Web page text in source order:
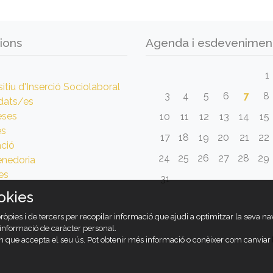
d'Inserció Sociolaboral
es
Agenda i
1
3
4 5 6 7 8
10
11 12 13 14 15
17
18 19 20 21 22
24
25 26 27 28 29
31
i de tercers per recopilar informació que ajudi a optimitzar la seva
de caràcter personal.
que accepta el seu ús. Pot obtenir més informació o conèixer com